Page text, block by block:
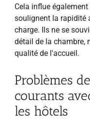
Cela influe
soulignent la rapidité
charge. Ils ne se
détail de la chambre,
qualité de l'accueil.
Problèmes
courants
les hôtels